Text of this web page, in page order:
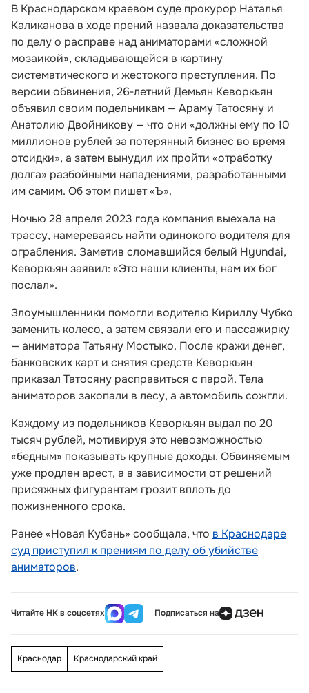
В Краснодарском краевом суде прокурор Наталья
Каликанова в ходе прений назвала доказательства
по делу о расправе над аниматорами «сложной
мозаикой», складывающейся в картину
систематического и жестокого преступления. По
версии обвинения, 26‑летний Демьян Кеворкьян
объявил своим подельникам — Араму Татосяну и
Анатолию Двойникову — что они «должны ему по 10
миллионов рублей за потерянный бизнес во время
отсидки», а затем вынудил их пройти «отработку
долга» разбойными нападениями, разработанными
им самим. Об этом пишет «Ъ».
Ночью 28 апреля 2023 года компания выехала на
трассу, намереваясь найти одинокого водителя для
ограбления. Заметив сломавшийся белый Hyundai,
Кеворкьян заявил: «Это наши клиенты, нам их бог
послал».
Злоумышленники помогли водителю Кириллу Чубко
заменить колесо, а затем связали его и пассажирку
— аниматора Татьяну Мостыко. После кражи денег,
банковских карт и снятия средств Кеворкьян
приказал Татосяну расправиться с парой. Тела
аниматоров закопали в лесу, а автомобиль сожгли.
Каждому из подельников Кеворкьян выдал по 20
тысяч рублей, мотивируя это невозможностью
«бедным» показывать крупные доходы. Обвиняемым
уже продлен арест, а в зависимости от решений
присяжных фигурантам грозит вплоть до
пожизненного срока.
Ранее «Новая Кубань» сообщала, что в Краснодаре
суд приступил к прениям по делу об убийстве
аниматоров.
Читайте НК в соцсетях Подписаться на
Краснодар Краснодарский край